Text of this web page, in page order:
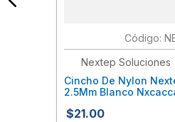
:
Nextep Soluciones
Cincho De Nylon
2.5Mm Blanco
$21.00